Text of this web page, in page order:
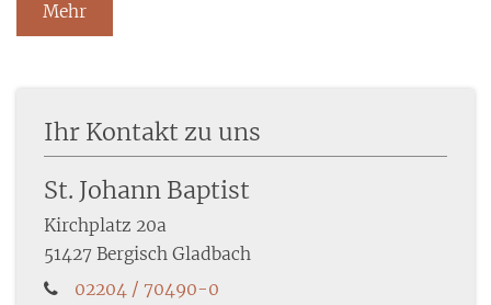
Mehr
Ihr Kontakt zu uns
St. Johann Baptist
Kirchplatz 20a
51427 Bergisch Gladbach
02204 / 70490-0